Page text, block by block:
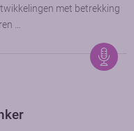
met betrekking
…